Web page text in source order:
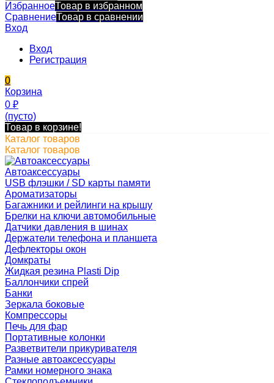
ИзбранноеТовар в избранном
СравнениеТовар в сравнении
Вход
Вход
Регистрация
0
Корзина
0 ₽
(пусто)
Товар в корзине!
Каталог товаров
Каталог товаров
Автоаксессуары
USB флэшки / SD карты памяти
Ароматизаторы
Багажники и рейлинги на крышу
Брелки на ключи автомобильные
Датчики давления в шинах
Держатели телефона и планшета
Дефлекторы окон
Домкраты
Жидкая резина Plasti Dip
Баллончики спрей
Банки
Зеркала боковые
Компрессоры
Печь для фар
Портативные колонки
Разветвители прикуривателя
Разные автоаксессуары
Рамки номерного знака